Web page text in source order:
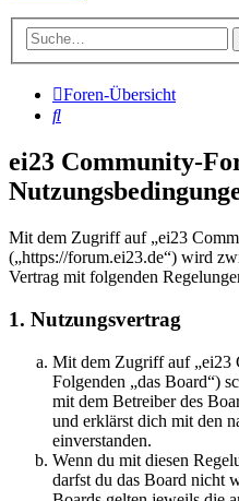
Foren-Übersicht
Suche
ei23 Community-
Mit dem Zugriff auf „ei23
(„https://forum.ei23.de“) wird
Vertrag mit folgenden
1. Nutzungsvertrag
Mit dem Zugriff auf „ei23
Folgenden „das Board“)
mit dem Betreiber des
und erklärst dich mit den
einverstanden.
Wenn du mit diesen
darfst du das Board nicht